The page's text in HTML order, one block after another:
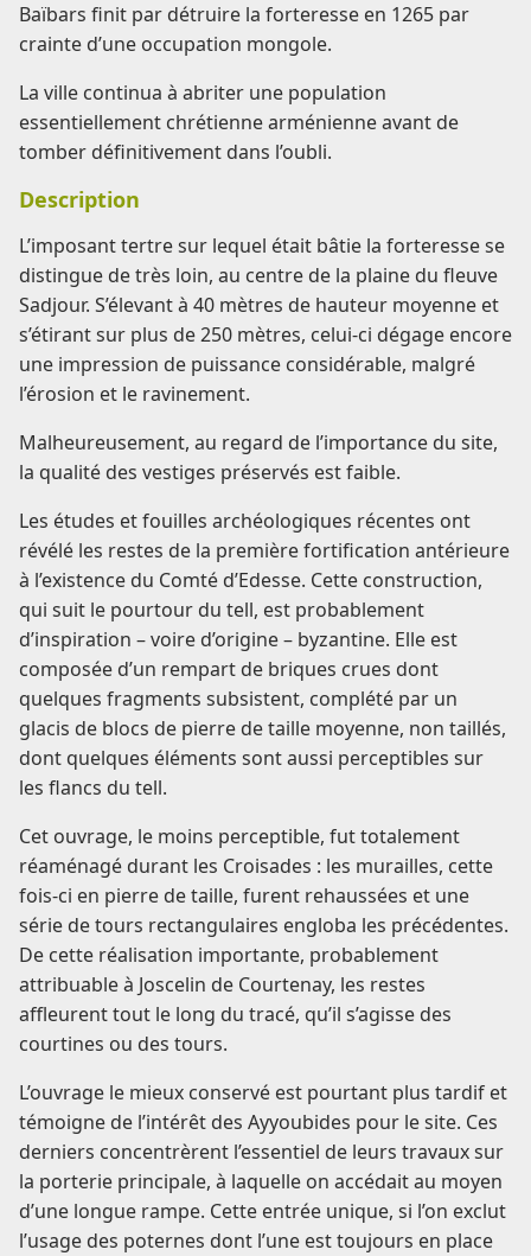
Baïbars finit par détruire la forteresse en 1265 par
crainte d’une occupation mongole.
La ville continua à abriter une population
essentiellement chrétienne arménienne avant de
tomber définitivement dans l’oubli.
Description
L’imposant tertre sur lequel était bâtie la forteresse se
distingue de très loin, au centre de la plaine du fleuve
Sadjour. S’élevant à 40 mètres de hauteur moyenne et
s’étirant sur plus de 250 mètres, celui-ci dégage encore
une impression de puissance considérable, malgré
l’érosion et le ravinement.
Malheureusement, au regard de l’importance du site,
la qualité des vestiges préservés est faible.
Les études et fouilles archéologiques récentes ont
révélé les restes de la première fortification antérieure
à l’existence du Comté d’Edesse. Cette construction,
qui suit le pourtour du tell, est probablement
d’inspiration – voire d’origine – byzantine. Elle est
composée d’un rempart de briques crues dont
quelques fragments subsistent, complété par un
glacis de blocs de pierre de taille moyenne, non taillés,
dont quelques éléments sont aussi perceptibles sur
les flancs du tell.
Cet ouvrage, le moins perceptible, fut totalement
réaménagé durant les Croisades : les murailles, cette
fois-ci en pierre de taille, furent rehaussées et une
série de tours rectangulaires engloba les précédentes.
De cette réalisation importante, probablement
attribuable à Joscelin de Courtenay, les restes
affleurent tout le long du tracé, qu’il s’agisse des
courtines ou des tours.
L’ouvrage le mieux conservé est pourtant plus tardif et
témoigne de l’intérêt des Ayyoubides pour le site. Ces
derniers concentrèrent l’essentiel de leurs travaux sur
la porterie principale, à laquelle on accédait au moyen
d’une longue rampe. Cette entrée unique, si l’on exclut
l’usage des poternes dont l’une est toujours en place